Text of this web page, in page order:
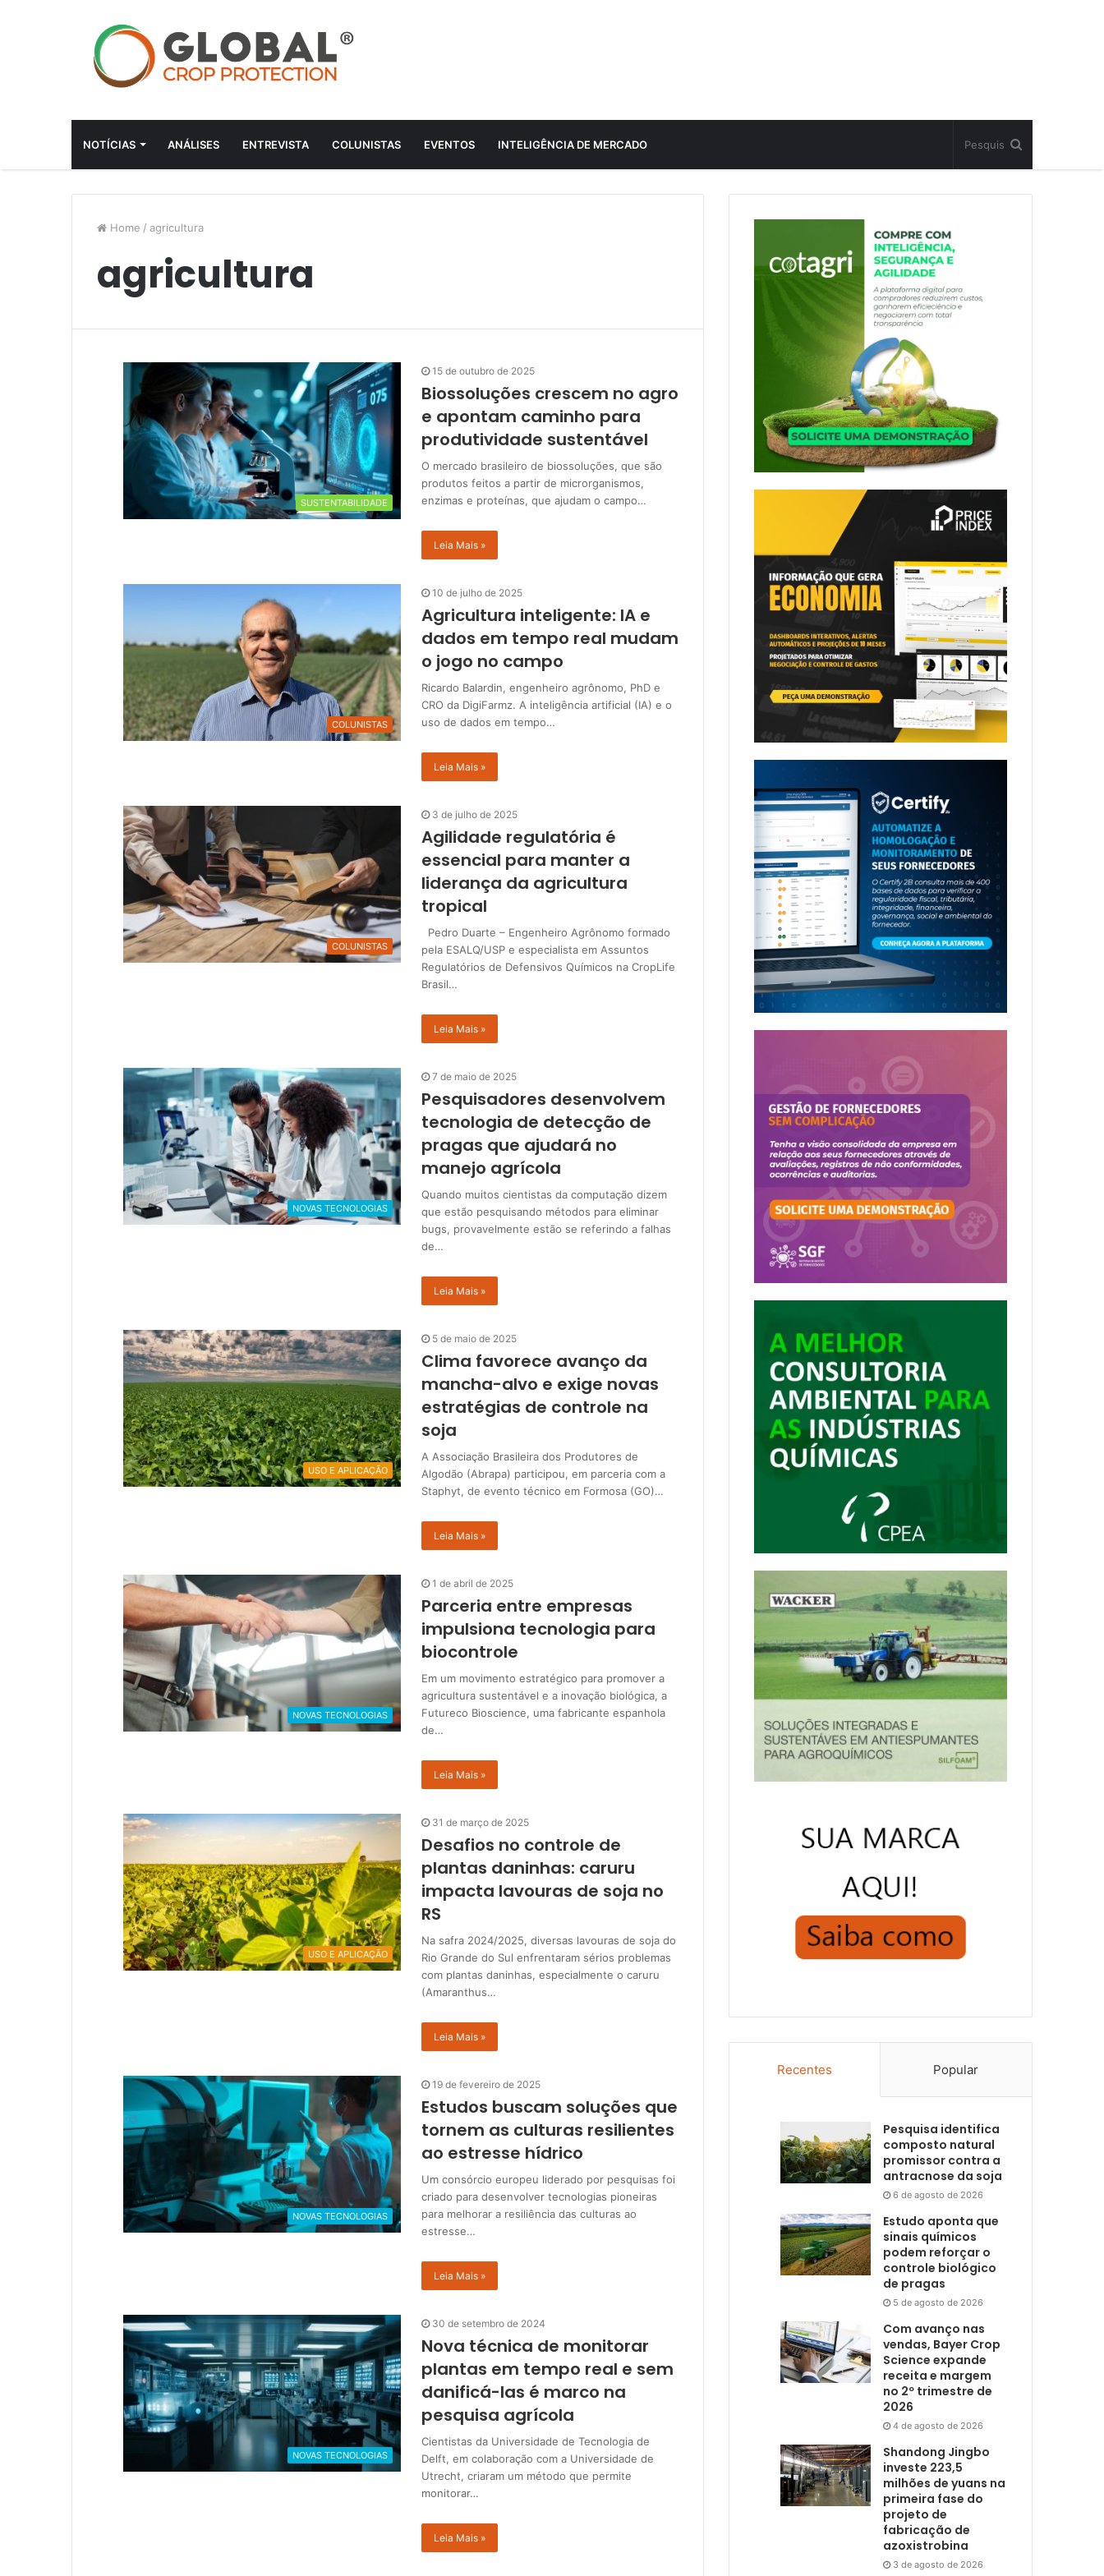
NOTÍCIAS ANÁLISES ENTREVISTA COLUNISTAS EVENTOS INTELIGÊNCIA DE MERCADO
Home / agricultura
agricultura
SUSTENTABILIDADE
15 de outubro de 2025
Biossoluções crescem no agro
e apontam caminho para
produtividade sustentável
O mercado brasileiro de biossoluções, que são
produtos feitos a partir de microrganismos,
enzimas e proteínas, que ajudam o campo…
Leia Mais »
COLUNISTAS
10 de julho de 2025
Agricultura inteligente: IA e
dados em tempo real mudam
o jogo no campo
Ricardo Balardin, engenheiro agrônomo, PhD e
CRO da DigiFarmz. A inteligência artificial (IA) e o
uso de dados em tempo…
Leia Mais »
COLUNISTAS
3 de julho de 2025
Agilidade regulatória é
essencial para manter a
liderança da agricultura
tropical
Pedro Duarte – Engenheiro Agrônomo formado
pela ESALQ/USP e especialista em Assuntos
Regulatórios de Defensivos Químicos na CropLife
Brasil…
Leia Mais »
NOVAS TECNOLOGIAS
7 de maio de 2025
Pesquisadores desenvolvem
tecnologia de detecção de
pragas que ajudará no
manejo agrícola
Quando muitos cientistas da computação dizem
que estão pesquisando métodos para eliminar
bugs, provavelmente estão se referindo a falhas
de…
Leia Mais »
USO E APLICAÇÃO
5 de maio de 2025
Clima favorece avanço da
mancha-alvo e exige novas
estratégias de controle na
soja
A Associação Brasileira dos Produtores de
Algodão (Abrapa) participou, em parceria com a
Staphyt, de evento técnico em Formosa (GO)…
Leia Mais »
NOVAS TECNOLOGIAS
1 de abril de 2025
Parceria entre empresas
impulsiona tecnologia para
biocontrole
Em um movimento estratégico para promover a
agricultura sustentável e a inovação biológica, a
Futureco Bioscience, uma fabricante espanhola
de…
Leia Mais »
USO E APLICAÇÃO
31 de março de 2025
Desafios no controle de
plantas daninhas: caruru
impacta lavouras de soja no
RS
Na safra 2024/2025, diversas lavouras de soja do
Rio Grande do Sul enfrentaram sérios problemas
com plantas daninhas, especialmente o caruru
(Amaranthus…
Leia Mais »
NOVAS TECNOLOGIAS
19 de fevereiro de 2025
Estudos buscam soluções que
tornem as culturas resilientes
ao estresse hídrico
Um consórcio europeu liderado por pesquisas foi
criado para desenvolver tecnologias pioneiras
para melhorar a resiliência das culturas ao
estresse…
Leia Mais »
NOVAS TECNOLOGIAS
30 de setembro de 2024
Nova técnica de monitorar
plantas em tempo real e sem
danificá-las é marco na
pesquisa agrícola
Cientistas da Universidade de Tecnologia de
Delft, em colaboração com a Universidade de
Utrecht, criaram um método que permite
monitorar…
Leia Mais »
Recentes Popular
Pesquisa identifica
composto natural
promissor contra a
antracnose da soja
6 de agosto de 2026
Estudo aponta que
sinais químicos
podem reforçar o
controle biológico
de pragas
5 de agosto de 2026
Com avanço nas
vendas, Bayer Crop
Science expande
receita e margem
no 2º trimestre de
2026
4 de agosto de 2026
Shandong Jingbo
investe 223,5
milhões de yuans na
primeira fase do
projeto de
fabricação de
azoxistrobina
3 de agosto de 2026